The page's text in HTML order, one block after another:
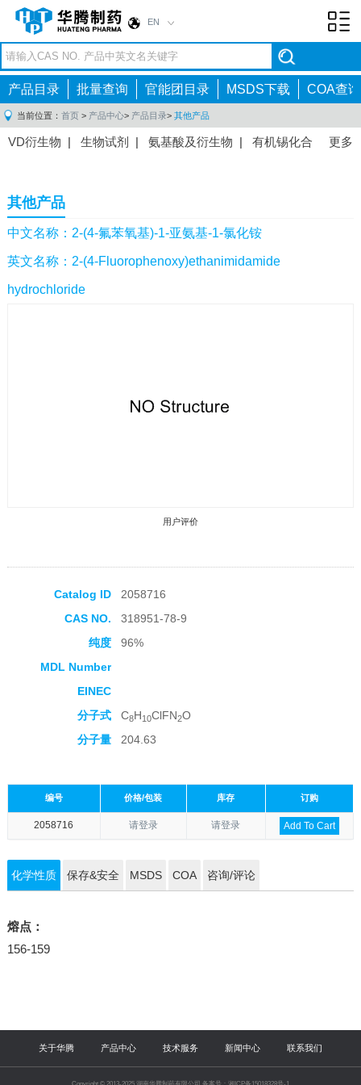
EN
产品目录 批量查询 官能团目录 MSDS下载 COA查询
当前位置： 首页 > 产品中心> 产品目录> 其他产品
更多
VD衍生物 | 生物试剂 | 氨基酸及衍生物 | 有机锡化合
间体|抗高血压药物中间体
感染药物中间体
体 |抗精神病药物中间体| 抗炎药物中间体|
药中间体|其他原料药中间体|
其他产品
中文名称：2-(4-氟苯氧基)-1-亚氨基-1-氯化铵
英文名称：2-(4-Fluorophenoxy)ethanimidamide
hydrochloride
用户评价
Catalog ID
2058716
CAS NO.
318951-78-9
纯度
96%
MDL Number
EINEC
分子式
C8H10ClFN2O
分子量
204.63
编号 价格/包装 库存 订购
2058716 请登录 请登录 Add To Cart
化学性质 保存&安全 MSDS COA 咨询/评论
熔点：
156-159
关于华腾 产品中心 技术服务 新闻中心 联系我们
Copyright © 2013-2025 湖南华腾制药有限公司 备案号：湘ICP备15018328号-1